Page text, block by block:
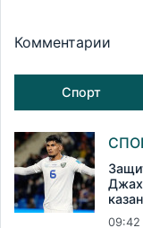
Комментарии
Спорт
09:42